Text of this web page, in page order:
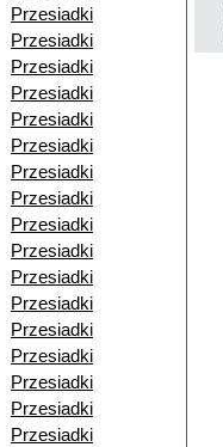
Przesiadki
Przesiadki
Przesiadki
Przesiadki
Przesiadki
Przesiadki
Przesiadki
Przesiadki
Przesiadki
Przesiadki
Przesiadki
Przesiadki
Przesiadki
Przesiadki
Przesiadki
Przesiadki
Przesiadki